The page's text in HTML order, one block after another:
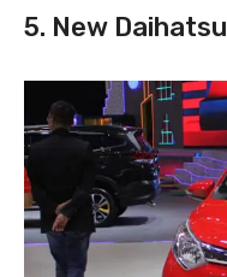
5. New